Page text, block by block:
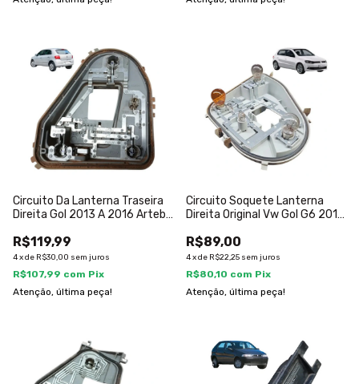
Circuito Da Lanterna Traseira
Direita Gol 2013 A 2016 Arteb
R$119,99
4xde R$30,00 sem juros
R$107,99 com Pix
Atenção, última peça!
Circuito Soquete Lanterna
Direita Original Vw Gol G6 2015
R$89,00
4xde R$22,25 sem juros
R$80,10 com Pix
Atenção, última peça!